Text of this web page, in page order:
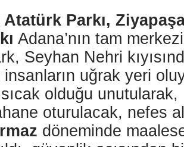
Atatürk Parkı,
Adana’nın tam
Seyhan Nehri
uğrak yeri
sıcak olduğu
oturulacak, nefes
döneminde